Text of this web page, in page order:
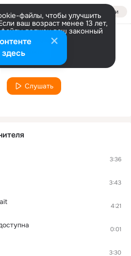
Войти
файлы, чтобы улучшить
ваш возраст менее 13 лет,
должен ваш законный
информации
Настроить
Bad Cartoon
Tom Boxer
Слушать
3:36
3:43
4:21
0:01
3:30